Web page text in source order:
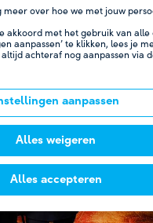
meer over hoe we met jouw
akkoord met het gebruik van
aanpassen’ te klikken, lees je
achteraf nog aanpassen via
aanpassen
Alles weigeren
Alles accepteren